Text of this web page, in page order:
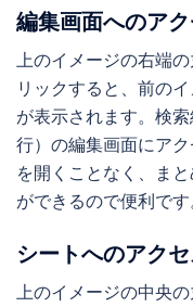
編集画面へのア
上のイメージの右端
リックすると、前の
が表示されます。検
行）の編集画面にア
を開くことなく、ま
ができるので便利です
シートへのアク
上のイメージの中央